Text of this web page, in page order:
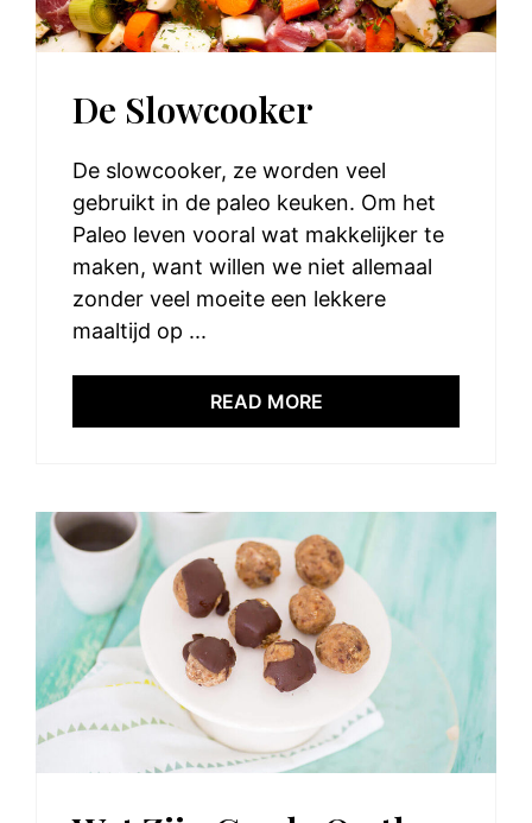
De Slowcooker
De slowcooker, ze worden veel
gebruikt in de paleo keuken. Om het
Paleo leven vooral wat makkelijker te
maken, want willen we niet allemaal
zonder veel moeite een lekkere
maaltijd op ...
READ MORE